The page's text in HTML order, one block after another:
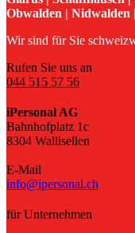
Obwalden | Nidwalden
Wir sind für Sie
Rufen Sie uns an
044 515 57 56
iPersonal AG
Bahnhofplatz 1c
8304 Wallisellen
E-Mail
info@ipersonal.ch
für Unternehmen